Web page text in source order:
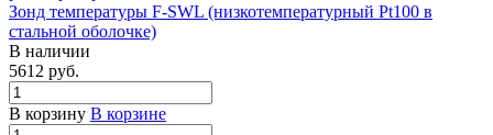
Зонд температуры F-SWL (низкотемпературный Pt100 в
стальной оболочке)
В наличии
5612 руб.
В корзину В корзине